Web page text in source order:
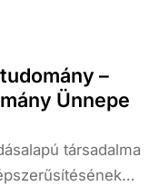
–
Ünnepe
társadalma